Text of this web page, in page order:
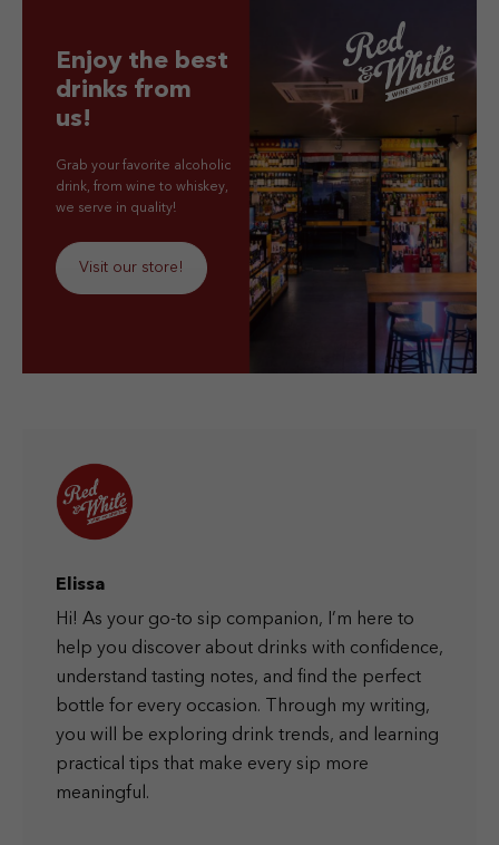
Enjoy the best
drinks from
us!
Grab your favorite alcoholic
drink, from wine to whiskey,
we serve in quality!
Visit our store!
Elissa
Hi! As your go-to sip companion, I’m here to
help you discover about drinks with confidence,
understand tasting notes, and find the perfect
bottle for every occasion. Through my writing,
you will be exploring drink trends, and learning
practical tips that make every sip more
meaningful.